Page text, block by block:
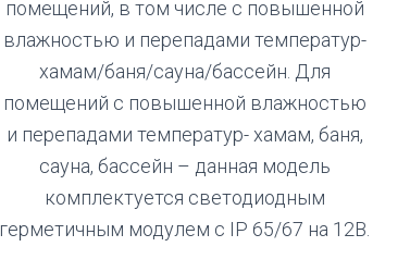
помещений, в том числе с повышенной
влажностью и перепадами температур-
хамам/баня/сауна/бассейн. Для
помещений с повышенной влажностью
и перепадами температур- хамам, баня,
сауна, бассейн – данная модель
комплектуется светодиодным
герметичным модулем с IP 65/67 на 12В.